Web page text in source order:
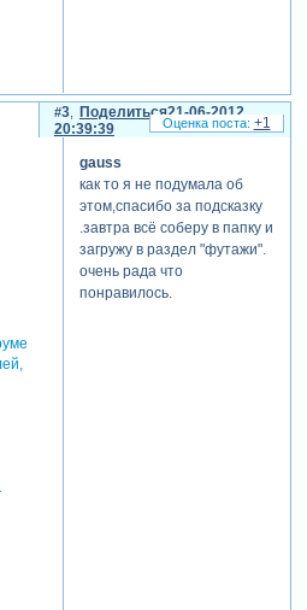
Поделиться
3
21-06-2012
20:39:39
gauss
как то я не подумала об
этом,спасибо за подсказку
.завтра всё соберу в папку и
загружу в раздел "футажи".
очень рада что
понравилось.
+1